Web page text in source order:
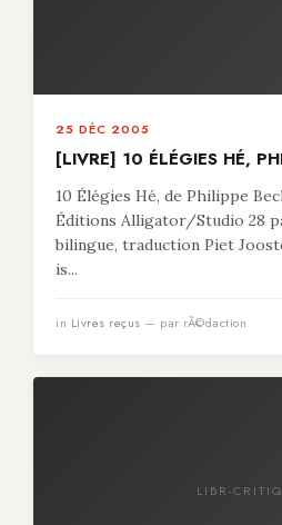
25 DÉC 2005
[LIVRE] 10 ÉLÉGIES HÉ,
10 Élégies Hé, de Philippe
Éditions Alligator/Studio 28
bilingue, traduction Piet
is...
in Livres reçus — par rÃ©daction
LIBR-